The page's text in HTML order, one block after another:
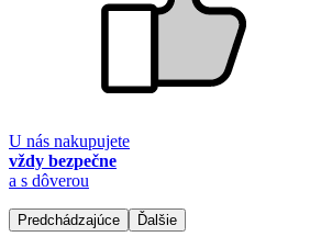
U nás nakupujete
vždy bezpečne
a s dôverou
Predchádzajúce Ďalšie